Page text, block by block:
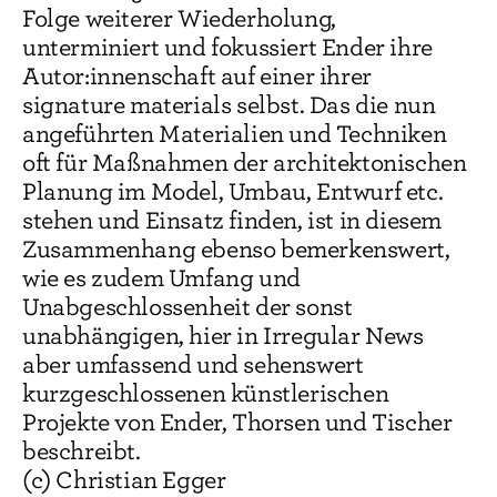
Folge weiterer Wiederholung,
unterminiert und fokussiert Ender ihre
Autor:innenschaft auf einer ihrer
signature materials selbst. Das die nun
angeführten Materialien und Techniken
oft für Maßnahmen der architektonischen
Planung im Model, Umbau, Entwurf etc.
stehen und Einsatz finden, ist in diesem
Zusammenhang ebenso bemerkenswert,
wie es zudem Umfang und
Unabgeschlossenheit der sonst
unabhängigen, hier in Irregular News
aber umfassend und sehenswert
kurzgeschlossenen künstlerischen
Projekte von Ender, Thorsen und Tischer
beschreibt.
(c) Christian Egger